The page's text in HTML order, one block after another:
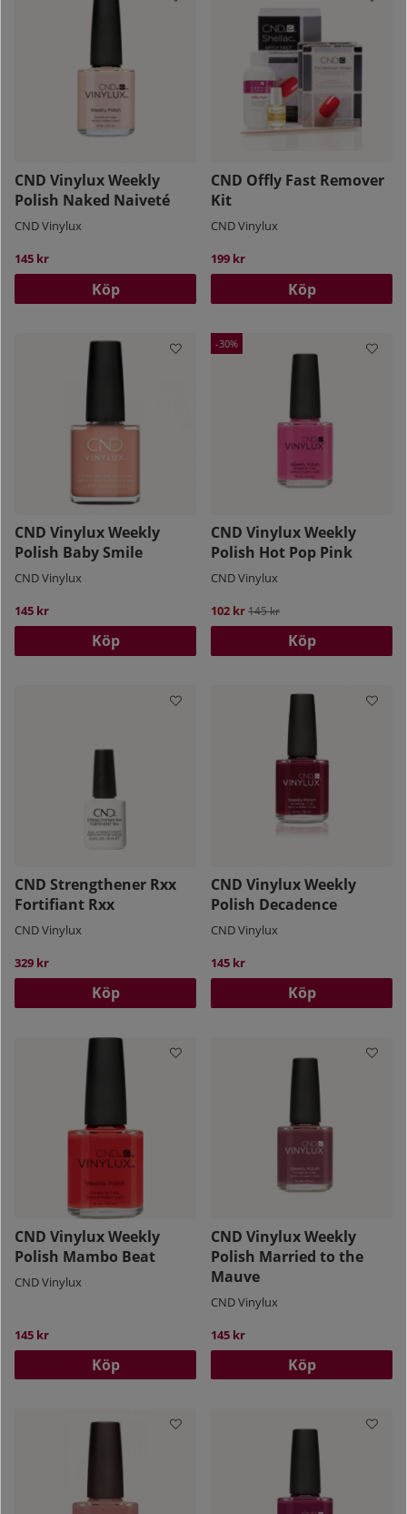
CND Vinylux Weekly
Polish Naked Naiveté
CND Vinylux
145 kr
Köp
CND Offly Fast Remover
Kit
CND Vinylux
199 kr
Köp
CND Vinylux Weekly
Polish Baby Smile
CND Vinylux
145 kr
Köp
30
CND Vinylux Weekly
Polish Hot Pop Pink
CND Vinylux
102 krOrdinarie pris:
145 kr
Köp
CND Strengthener Rxx
Fortifiant Rxx
CND Vinylux
329 kr
Köp
CND Vinylux Weekly
Polish Decadence
CND Vinylux
145 kr
Köp
CND Vinylux Weekly
Polish Mambo Beat
CND Vinylux
145 kr
Köp
CND Vinylux Weekly
Polish Married to the
Mauve
CND Vinylux
145 kr
Köp